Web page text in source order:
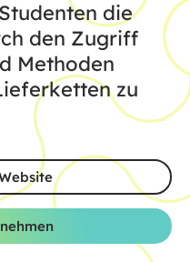
die
den Zugriff
Methoden
zu